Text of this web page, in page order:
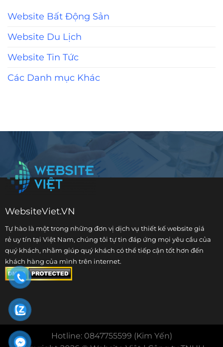
Website Bất Động Sản
Website Du Lịch
Website Tin Tức
Các Danh mục Khác
WebsiteViet.VN
Tự hào là một trong những đơn vị dịch vụ thiết kế website giá
rẻuy tín tại Việt Nam, chúng tôi tự tin đáp ứng mọi yêu cầu của
quý khách, nhằm giúp quý khách có thể tiếp cận tốt hơn đến
khách hàng của mình trên internet.
Hotline: 0847755599 (Kim Yến)